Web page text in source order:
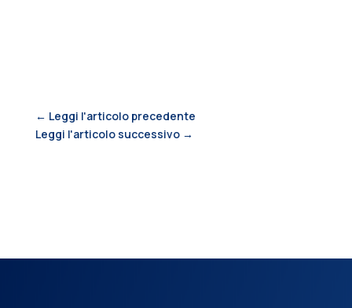
← Leggi l'articolo precedente
Leggi l'articolo successivo→